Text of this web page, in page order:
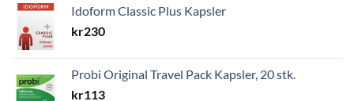
Idoform Classic Plus Kapsler
kr230
Probi Original Travel Pack Kapsler, 20 stk.
kr113